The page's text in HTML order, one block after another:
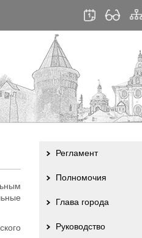
Регламент
Полномочия
Глава города
Руководство